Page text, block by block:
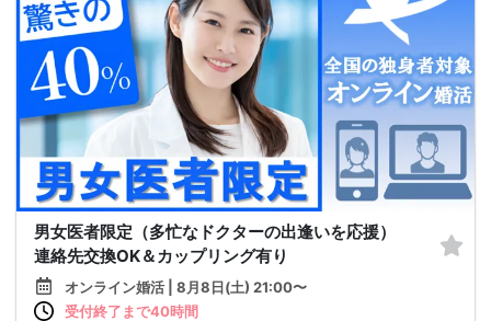
男女医者限定（多忙なドクターの出逢いを応援）
連絡先交換OK＆カップリング有り
オンライン婚活 | 8月8日(土) 21:00〜
受付終了まで40時間